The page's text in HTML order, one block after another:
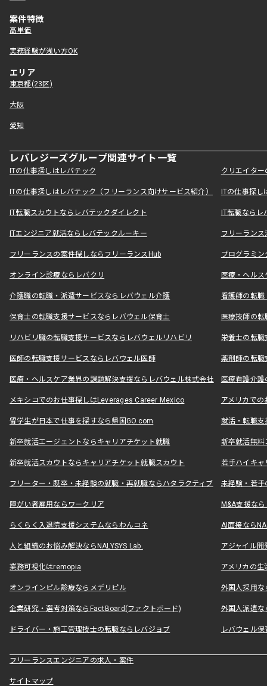
案件特徴
高単価
実務経験が浅い方OK
エリア
東京都(23区)
大阪
愛知
レバレジーズグループ関連サイト一覧
ITの仕事探しはレバテック クリエイタ
ITの仕事探しはレバテック（フリーランス向けサービス紹介） ITの仕事探
IT転職スカウトならレバテックダイレクト IT転職なら
ITエンジニア就活ならレバテックルーキー フリーラン
フリーランスの案件探しならフリーランスHub プログラミ
オンライン診療ならレバクリ 医療・ヘル
介護職の転職・派遣サービスならレバウェル介護 看護師の転
保育士の転職支援サービスならレバウェル保育士 医療技師の
リハビリ職の転職支援サービスならレバウェルリハビリ 栄養士の転
医師の転職支援サービスならレバウェル医師 薬剤師の転
医療・ヘルスケア業界の課題解決支援ならレバウェル株式会社 医療看護介
メキシコでのお仕事探しはLeverages Career Mexico アメリカで
留学生が日本で仕事を探すなら帰国GO.com 就活・転職
新卒就活エージェントならキャリアチケット就職 新卒就活無料
新卒就活スカウトならキャリアチケット就職スカウト 若手ハイキ
フリーター・既卒・未経験の就職・再就職ならハタラクティブ 未経験・若手
障がい者雇用ならワークリア M&A支援な
らくらく入退院支援システムならわんコネ AI面接なら
人と組織のお悩み解決ならNALYSYS Lab. アジャイル
業務可視化はremopia アメリカの
オンラインピル診療ならメデリピル 外国人採用
企業研究・選考対策ならFactBoard(ファクトボード) 外国人派遣な
ドライバー・施工管理技士の転職ならレバジョブ レバウェル
フリーランスエンジニアの求人・案件
サイトマップ